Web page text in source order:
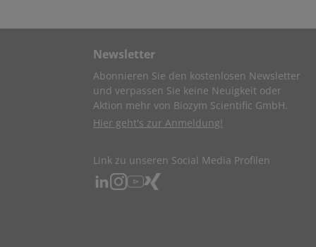
Newsletter
Abonnieren Sie den kostenlosen Newsletter
und verpassen Sie keine Neuigkeit oder
Aktion mehr von Biozym Scientific GmbH.
Hier geht's zur Anmeldung!
Link zu unseren Social Media Profilen